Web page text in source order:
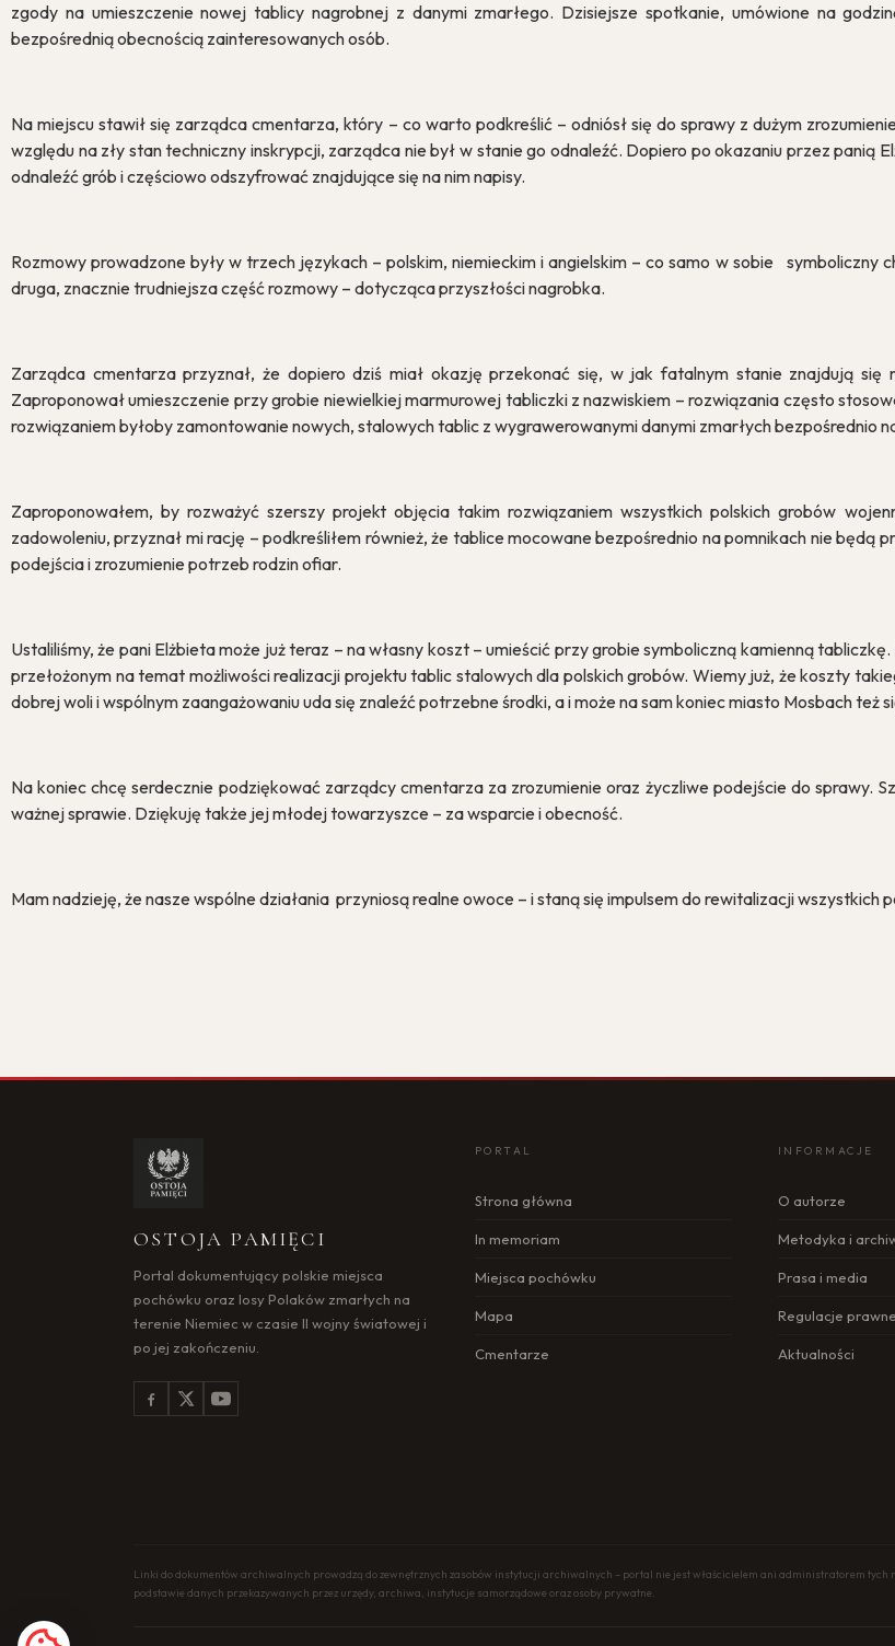
zgody na umieszczenie nowej tablicy nagrobnej z danymi zmarłego. Dzisiejsze spotkanie, umówione na
bezpośrednią obecnością zainteresowanych osób.
Na miejscu stawił się zarządca cmentarza, który – co warto podkreślić – odniósł się do sprawy z dużym
względu na zły stan techniczny inskrypcji, zarządca nie był w stanie go odnaleźć. Dopiero po okazaniu przez panią
odnaleźć grób i częściowo odszyfrować znajdujące się na nim napisy.
Rozmowy prowadzone były w trzech językach – polskim, niemieckim i angielskim – co samo w sobie
druga, znacznie trudniejsza część rozmowy – dotycząca przyszłości nagrobka.
Zarządca cmentarza przyznał, że dopiero dziś miał okazję przekonać się, w jak fatalnym stanie znajdują
Zaproponował umieszczenie przy grobie niewielkiej marmurowej tabliczki z nazwiskiem – rozwiązania często
rozwiązaniem byłoby zamontowanie nowych, stalowych tablic z wygrawerowanymi danymi zmarłych bezpośrednio
Zaproponowałem, by rozważyć szerszy projekt objęcia takim rozwiązaniem wszystkich polskich grobów
zadowoleniu, przyznał mi rację – podkreśliłem również, że tablice mocowane bezpośrednio na pomnikach nie będą
podejścia i zrozumienie potrzeb rodzin ofiar.
Ustaliliśmy, że pani Elżbieta może już teraz – na własny koszt – umieścić przy grobie symboliczną kamienną
przełożonym na temat możliwości realizacji projektu tablic stalowych dla polskich grobów. Wiemy już, że koszty
dobrej woli i wspólnym zaangażowaniu uda się znaleźć potrzebne środki, a i może na sam koniec miasto Mosbach też
Na koniec chcę serdecznie podziękować zarządcy cmentarza za zrozumienie oraz życzliwe podejście do sprawy.
ważnej sprawie. Dziękuję także jej młodej towarzyszce – za wsparcie i obecność.
Mam nadzieję, że nasze wspólne działania przyniosą realne owoce – i staną się impulsem do rewitalizacji wszystkich
OSTOJA PAMIĘCI
Portal dokumentujący polskie miejsca
pochówku oraz losy Polaków zmarłych na
terenie Niemiec w czasie II wojny światowej i
po jej zakończeniu.
PORTAL
Strona główna
In memoriam
Miejsca pochówku
Mapa
Cmentarze
INFORMACJE
O autorze
Metodyka i
Prasa i media
Regulacje prawne
Aktualności
Linki do dokumentów archiwalnych prowadzą do zewnętrznych zasobów instytucji archiwalnych – portal nie jest właścicielem ani administratorem
podstawie danych przekazywanych przez urzędy, archiwa, instytucje samorządowe oraz osoby prywatne.